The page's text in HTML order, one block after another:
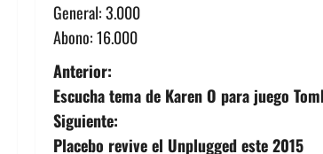
General: 3.000
Abono: 16.000
N
a
Anterior:
Escucha tema de Karen O para juego
Siguiente:
Placebo revive el Unplugged este 2015